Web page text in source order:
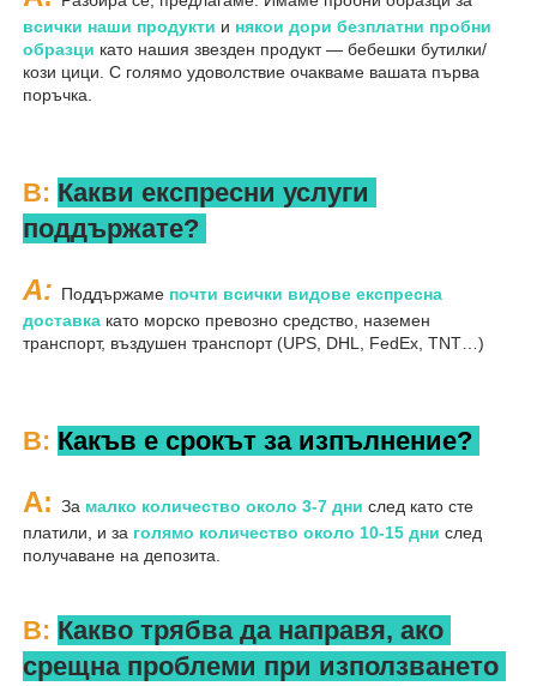
всички наши продукти и някои дори безплатни пробни
образци като нашия звезден продукт — бебешки бутилки/
кози цици. С голямо удоволствие очакваме вашата първа
поръчка.
В: Какви експресни услуги
поддържате?
A: Поддържаме почти всички видове експресна
доставка като морско превозно средство, наземен
транспорт, въздушен транспорт (UPS, DHL, FedEx, TNT…)
В: Какъв е срокът за изпълнение?
A: За малко количество около 3-7 дни след като сте
платили, и за голямо количество около 10-15 дни след
получаване на депозита.
В: Какво трябва да направя, ако
срещна проблеми при използването